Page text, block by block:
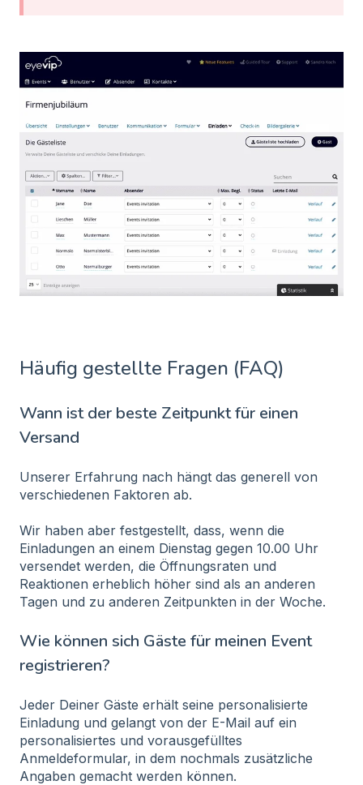
Häufig gestellte Fragen (FAQ)
Wann ist der beste Zeitpunkt für einen
Versand
Unserer Erfahrung nach hängt das generell von
verschiedenen Faktoren ab.
Wir haben aber festgestellt, dass, wenn die
Einladungen an einem Dienstag gegen 10.00 Uhr
versendet werden, die Öffnungsraten und
Reaktionen erheblich höher sind als an anderen
Tagen und zu anderen Zeitpunkten in der Woche.
Wie können sich Gäste für meinen Event
registrieren?
Jeder Deiner Gäste erhält seine personalisierte
Einladung und gelangt von der E-Mail auf ein
personalisiertes und vorausgefülltes
Anmeldeformular, in dem nochmals zusätzliche
Angaben gemacht werden können.